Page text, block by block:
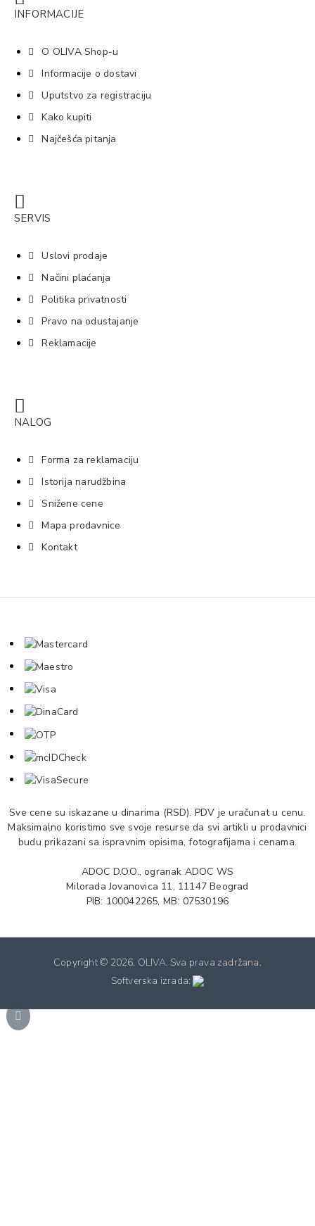
INFORMACIJE
O OLIVA Shop-u
Informacije o dostavi
Uputstvo za registraciju
Kako kupiti
Najčešća pitanja
SERVIS
Uslovi prodaje
Načini plaćanja
Politika privatnosti
Pravo na odustajanje
Reklamacije
NALOG
Forma za reklamaciju
Istorija narudžbina
Snižene cene
Mapa prodavnice
Kontakt
Sve cene su iskazane u dinarima (RSD). PDV je uračunat u cenu.
Maksimalno koristimo sve svoje resurse da svi artikli u prodavnici
budu prikazani sa ispravnim opisima, fotografijama i cenama.
ADOC D.O.O., ogranak ADOC WS
Milorada Jovanovica 11, 11147 Beograd
PIB: 100042265, MB: 07530196
Copyright © 2026. OLIVA. Sva prava zadržana.
Softverska izrada: